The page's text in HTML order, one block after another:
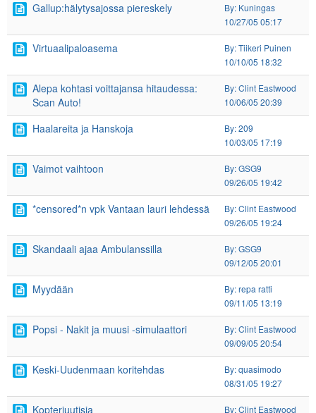
Gallup:hälytysajossa piereskely
By: Kuningas
10/27/05 05:17
Virtuaalipaloasema
By: Tiikeri Puinen
10/10/05 18:32
Alepa kohtasi voittajansa hitaudessa:
Scan Auto!
By: Clint Eastwood
10/06/05 20:39
Haalareita ja Hanskoja
By: 209
10/03/05 17:19
Vaimot vaihtoon
By: GSG9
09/26/05 19:42
*censored*n vpk Vantaan lauri lehdessä
By: Clint Eastwood
09/26/05 19:24
Skandaali ajaa Ambulanssilla
By: GSG9
09/12/05 20:01
Myydään
By: repa ratti
09/11/05 13:19
Popsi - Nakit ja muusi -simulaattori
By: Clint Eastwood
09/09/05 20:54
Keski-Uudenmaan koritehdas
By: quasimodo
08/31/05 19:27
Kopteriuutisia
By: Clint Eastwood